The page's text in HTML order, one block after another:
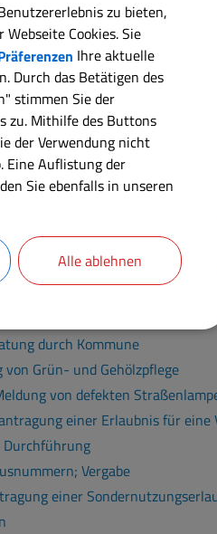
zu Betretungs- und
einer Umlegung
zur Aufstellung
Informationen
Geodaten; Erhalt
einer Entschädigung
Anordnung
Beantragung einer
Pflege
eines Schadens bei der
einer Verordnung
Beantragung
durch Kommune
Grün- und Gehölzpflege
von defekten
einer Erlaubnis für eine
Vergabe
einer
zu bieten,
Cookies. Sie
Ihre aktuelle
Durch das Betätigen des
stimmen Sie der
zu. Mithilfe des Buttons
der Verwendung nicht
Eine Auflistung der
Sie ebenfalls in unseren
Alle ablehnen